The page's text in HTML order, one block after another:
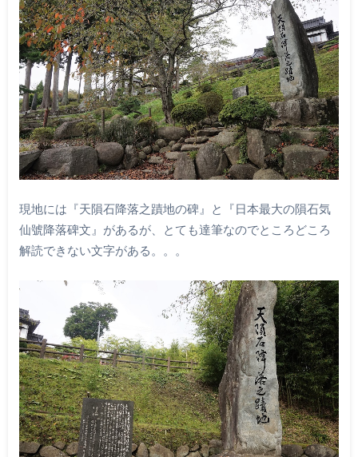
現地には『天隕石降落之蹟地の碑』と『日本最大の隕石気
仙號降落碑文』があるが、とても達筆なのでところどころ
解読できない文字がある。。。